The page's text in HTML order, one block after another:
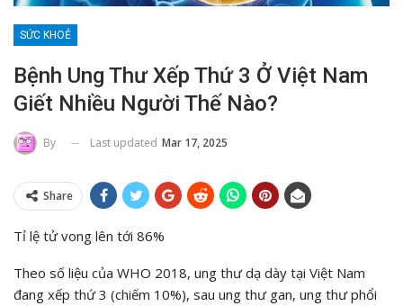
SỨC KHOẺ
Bệnh Ung Thư Xếp Thứ 3 Ở Việt Nam
Giết Nhiều Người Thế Nào?
By Last updated Mar 17, 2025
Share
Tỉ lệ tử vong lên tới 86%
Theo số liệu của WHO 2018, ung thư dạ dày tại Việt Nam
đang xếp thứ 3 (chiếm 10%), sau ung thư gan, ung thư phổi